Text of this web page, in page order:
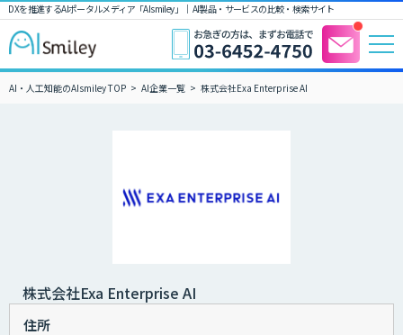
DXを推進するAIポータルメディア「AIsmiley」｜ AI製品・サービスの比較・検索サイト
AI・人工知能のAIsmiley TOP AI企業一覧 株式会社Exa Enterprise AI
株式会社Exa Enterprise AI
住所